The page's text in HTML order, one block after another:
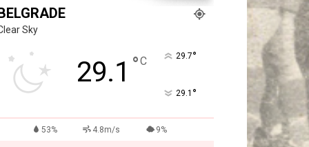
Sky
29.1 °C 29.7°
29.1 °
53% 4.8m/s 9%